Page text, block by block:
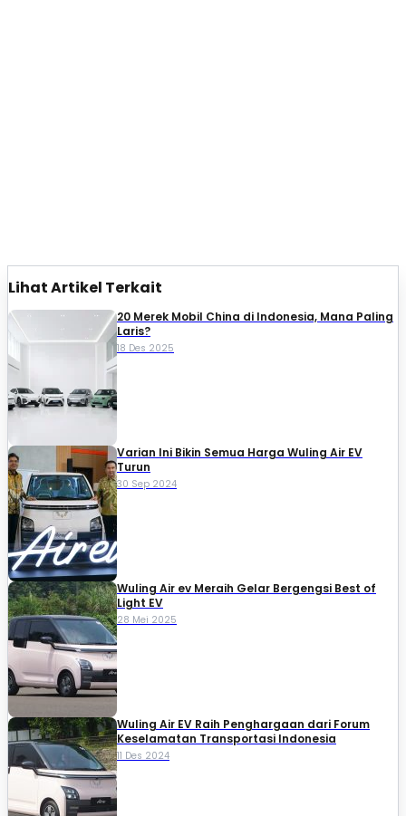
Lihat Artikel Terkait
20 Merek Mobil China di Indonesia, Mana Paling
Laris?
18 Des 2025
Varian Ini Bikin Semua Harga Wuling Air EV
Turun
30 Sep 2024
Wuling Air ev Meraih Gelar Bergengsi Best of
Light EV
28 Mei 2025
Wuling Air EV Raih Penghargaan dari Forum
Keselamatan Transportasi Indonesia
11 Des 2024